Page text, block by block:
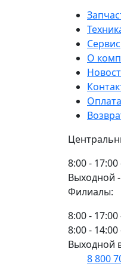
SKF
Сервис
О
8:00 -
Выходной
Филиалы:
8:00 -
8:00 -
Выходной
8 800